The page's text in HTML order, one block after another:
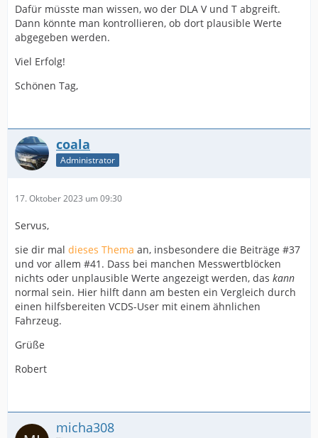
Dafür müsste man wissen, wo der DLA V und T abgreift.
Dann könnte man kontrollieren, ob dort plausible Werte
abgegeben werden.
Viel Erfolg!
Schönen Tag,
coala
Administrator
17. Oktober 2023 um 09:30
Servus,
sie dir mal dieses Thema an, insbesondere die Beiträge #37
und vor allem #41. Dass bei manchen Messwertblöcken
nichts oder unplausible Werte angezeigt werden, das kann
normal sein. Hier hilft dann am besten ein Vergleich durch
einen hilfsbereiten VCDS-User mit einem ähnlichen
Fahrzeug.
Grüße
Robert
micha308